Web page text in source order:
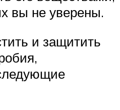
вы не уверены.
и защитить